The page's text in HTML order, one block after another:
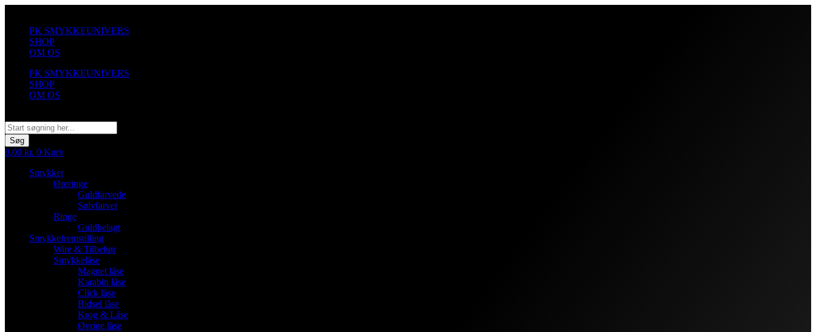
indholdPK SMYKKEUNIVERS
SHOP
OM OS
PK SMYKKEUNIVERS
SHOP
OM OS
Søg
0,00 kr. 0 Kurv
Smykker
Øreringe
Guldfarvede
Sølvfarvet
Ringe
Guldbelagt
Smykkefremstilling
Wire & Tilbehør
Smykkelåse
Magnet låse
Karabin låse
Click låse
Bidsel låse
Krog & Låse
Øvrige låse